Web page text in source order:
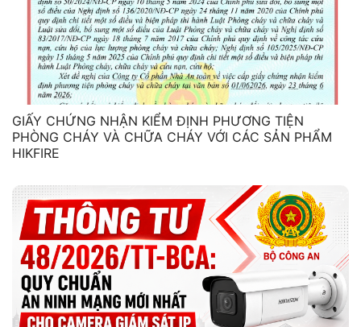
GIẤY CHỨNG NHẬN KIỂM ĐỊNH PHƯƠNG TIỆN
PHÒNG CHÁY VÀ CHỮA CHÁY VỚI CÁC SẢN PHẨM
HIKFIRE